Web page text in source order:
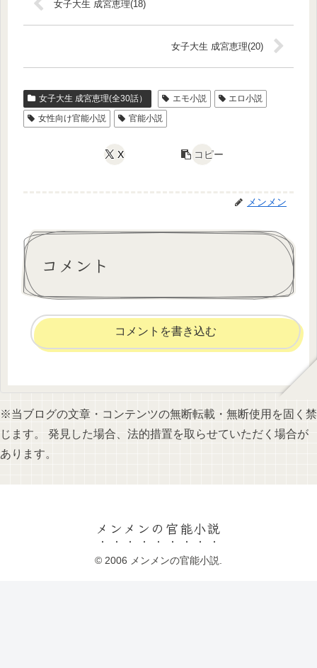
女子大生 成宮恵理(18)
女子大生 成宮恵理(20)
女子大生 成宮恵理(全30話） エモ小説
エロ小説
女性向け官能小説
官能小説
X コピー
メンメン
コメント
コメントを書き込む
※当ブログの文章・コンテンツの無断転載・無断使用を固く禁
じます。 発見した場合、法的措置を取らせていただく場合が
あります。
メンメンの官能小説
© 2006 メンメンの官能小説.